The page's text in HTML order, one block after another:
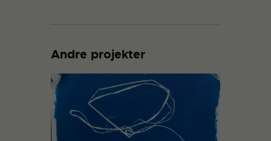
Andre projekter